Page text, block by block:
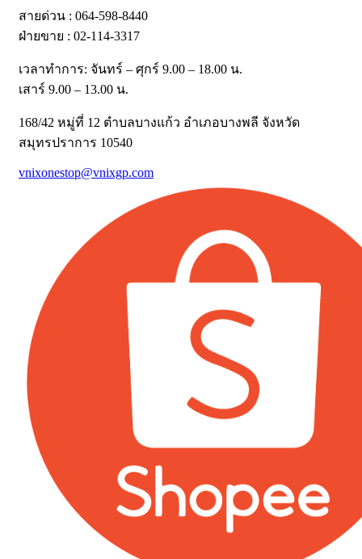
สายด่วน : 064-598-8440
ฝ่ายขาย : 02-114-3317
เวลาทำการ: จันทร์ – ศุกร์ 9.00 – 18.00 น.
เสาร์ 9.00 – 13.00 น.
168/42 หมู่ที่ 12 ตำบลบางแก้ว อำเภอบางพลี จังหวัด
สมุทรปราการ 10540
vnixonestop@vnixgp.com